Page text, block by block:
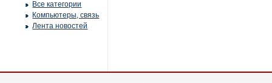
Все категории
Компьютеры, связь
Лента новостей